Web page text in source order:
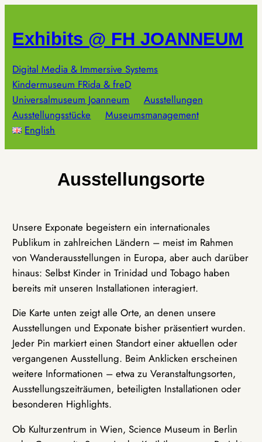
springen
Exhibits @ FH JOANNEUM
Digital Media & Immersive Systems
Kindermuseum FRida & freD
Universalmuseum Joanneum
Ausstellungen
Ausstellungsstücke
Museumsmanagement
English
Ausstellungsorte
Unsere Exponate begeistern ein internationales
Publikum in zahlreichen Ländern – meist im Rahmen
von Wanderausstellungen in Europa, aber auch darüber
hinaus: Selbst Kinder in Trinidad und Tobago haben
bereits mit unseren Installationen interagiert.
Die Karte unten zeigt alle Orte, an denen unsere
Ausstellungen und Exponate bisher präsentiert wurden.
Jeder Pin markiert einen Standort einer aktuellen oder
vergangenen Ausstellung. Beim Anklicken erscheinen
weitere Informationen – etwa zu Veranstaltungsorten,
Ausstellungszeiträumen, beteiligten Installationen oder
besonderen Highlights.
Ob Kulturzentrum in Wien, Science Museum in Berlin